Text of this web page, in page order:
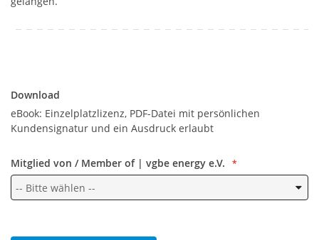
Download
eBook: Einzelplatzlizenz, PDF-Datei mit persönlichen
Kundensignatur und ein Ausdruck erlaubt
Mitglied von / Member of | vgbe energy e.V.